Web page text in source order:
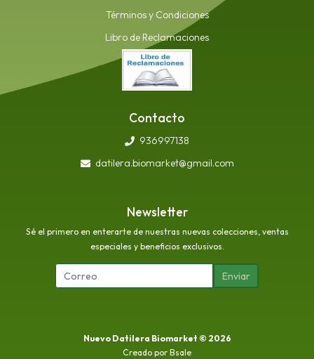
Términos y Condiciones
Libro de Reclamaciones
Contacto
936997138
datilera.biomarket@gmail.com
Newsletter
Sé el primero en enterarte de nuestras nuevas colecciones, ventas
especiales y beneficios exclusivos.
Enviar
Nuevo Datilera Biomarket © 2026
Creado por Bsale